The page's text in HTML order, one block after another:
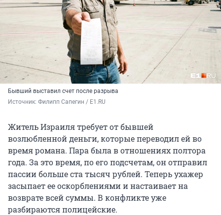
Бывший выставил счет после разрыва
Источник: Филипп Сапегин / E1.RU
Житель Израиля требует от бывшей
возлюбленной деньги, которые переводил ей во
время романа. Пара была в отношениях полтора
года. За это время, по его подсчетам, он отправил
пассии больше ста тысяч рублей. Теперь ухажер
засыпает ее оскорблениями и настаивает на
возврате всей суммы. В конфликте уже
разбираются полицейские.